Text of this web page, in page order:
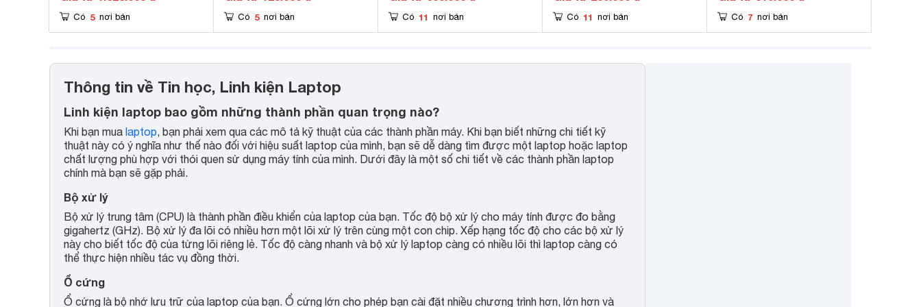
Có 5 nơi bán Có 5 nơi bán Có 11 nơi bán Có 11 nơi bán Có 7 nơi bán
Thông tin về Tin học, Linh kiện Laptop
Linh kiện laptop bao gồm những thành phần quan trọng nào?
Khi bạn mua laptop, bạn phải xem qua các mô tả kỹ thuật của các thành phần máy. Khi bạn biết những chi tiết kỹ
thuật này có ý nghĩa như thế nào đối với hiệu suất laptop của mình, bạn sẽ dễ dàng tìm được một laptop hoặc laptop
chất lượng phù hợp với thói quen sử dụng máy tính của mình. Dưới đây là một số chi tiết về các thành phần laptop
chính mà bạn sẽ gặp phải.
Bộ xử lý
Bộ xử lý trung tâm (CPU) là thành phần điều khiển của laptop của bạn. Tốc độ bộ xử lý cho máy tính được đo bằng
gigahertz (GHz). Bộ xử lý đa lõi có nhiều hơn một lõi xử lý trên cùng một con chip. Xếp hạng tốc độ cho các bộ xử lý
này cho biết tốc độ của từng lõi riêng lẻ. Tốc độ càng nhanh và bộ xử lý laptop càng có nhiều lõi thì laptop càng có
thể thực hiện nhiều tác vụ đồng thời.
Ổ cứng
Ổ cứng là bộ nhớ lưu trữ của laptop của bạn. Ổ cứng lớn cho phép bạn cài đặt nhiều chương trình hơn, lớn hơn và